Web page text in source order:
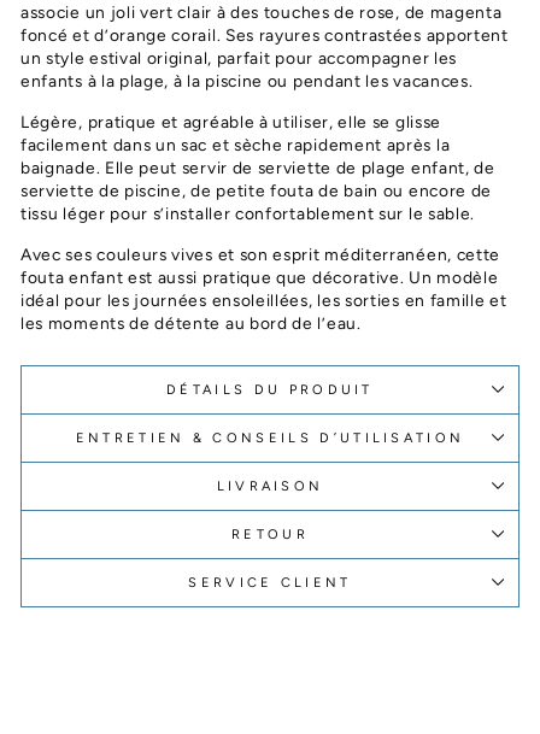
associe un joli vert clair à des touches de rose, de magenta
foncé et d’orange corail. Ses rayures contrastées apportent
un style estival original, parfait pour accompagner les
enfants à la plage, à la piscine ou pendant les vacances.
Légère, pratique et agréable à utiliser, elle se glisse
facilement dans un sac et sèche rapidement après la
baignade. Elle peut servir de serviette de plage enfant, de
serviette de piscine, de petite fouta de bain ou encore de
tissu léger pour s’installer confortablement sur le sable.
Avec ses couleurs vives et son esprit méditerranéen, cette
fouta enfant est aussi pratique que décorative. Un modèle
idéal pour les journées ensoleillées, les sorties en famille et
les moments de détente au bord de l’eau.
DÉTAILS DU PRODUIT
ENTRETIEN & CONSEILS D’UTILISATION
LIVRAISON
RETOUR
SERVICE CLIENT